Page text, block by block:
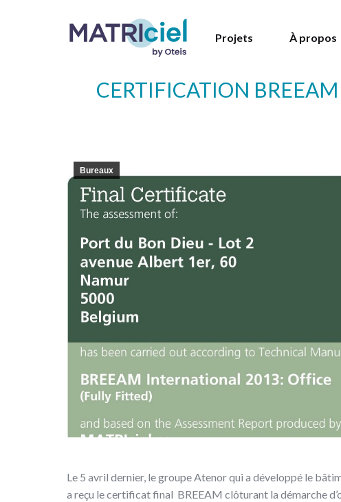
Projets À propos
CERTIFICATION
Bureaux
Le 5 avril dernier, le groupe Atenor qui a développé le
a reçu le certificat final BREEAM clôturant la démarche